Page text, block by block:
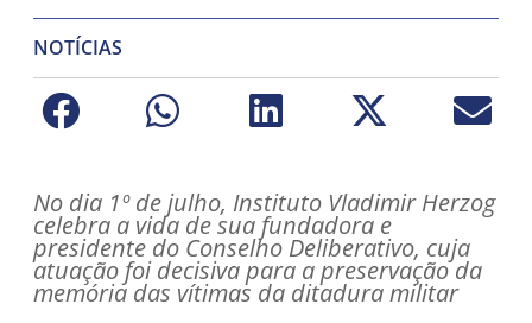
NOTÍCIAS
No dia 1º de julho, Instituto Vladimir Herzog
celebra a vida de sua fundadora e
presidente do Conselho Deliberativo, cuja
atuação foi decisiva para a preservação da
memória das vítimas da ditadura militar